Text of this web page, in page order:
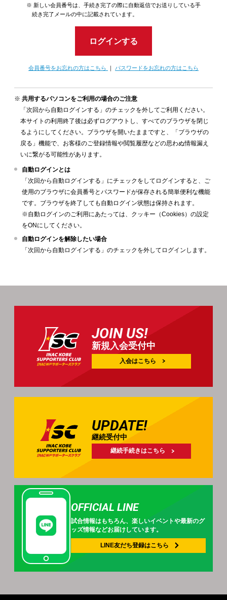
新しい会員番号は、手続き完了の際に自動返信でお送りしている手
続き完了メールの中に記載されています。
ログインする
会員番号をお忘れの方はこちら パスワードをお忘れの方はこちら
共用するパソコンをご利用の場合のご注意
「次回から自動ログインする」のチェックを外してご利用ください。
本サイトの利用終了後は必ずログアウトし、すべてのブラウザを閉じ
るようにしてください。ブラウザを開いたままですと、「ブラウザの
戻る」機能で、お客様のご登録情報や閲覧履歴などの思わぬ情報漏え
いに繋がる可能性があります。
自動ログインとは
「次回から自動ログインする」にチェックをしてログインすると、ご
使用のブラウザに会員番号とパスワードが保存される簡単便利な機能
です。ブラウザを終了しても自動ログイン状態は保持されます。
※自動ログインのご利用にあたっては、クッキー（Cookies）の設定
をONにしてください。
自動ログインを解除したい場合
「次回から自動ログインする」のチェックを外してログインします。
JOIN US!
新規入会受付中
入会はこちら
UPDATE!
継続受付中
継続手続きはこちら
OFFICIAL LINE
試合情報はもちろん、楽しいイベントや最新のグ
ッズ情報などお届けしています。
LINE友だち登録はこちら